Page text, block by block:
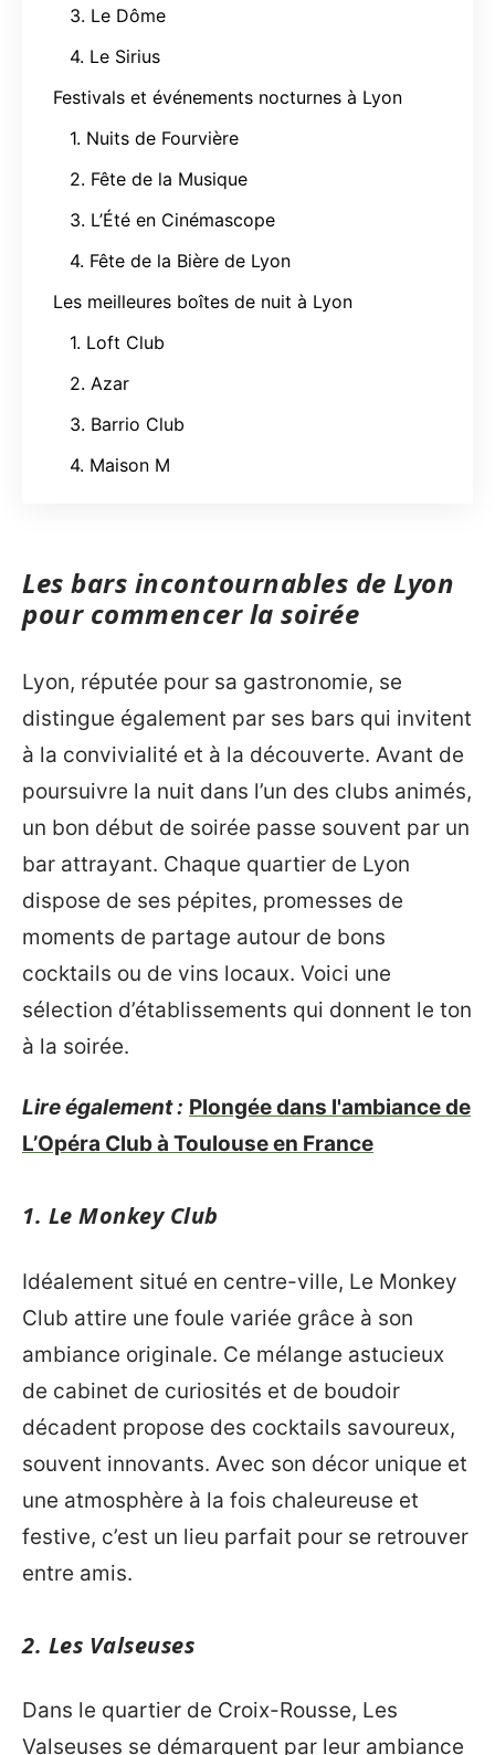
3. Le Dôme
4. Le Sirius
Festivals et événements nocturnes à Lyon
1. Nuits de Fourvière
2. Fête de la Musique
3. L’Été en Cinémascope
4. Fête de la Bière de Lyon
Les meilleures boîtes de nuit à Lyon
1. Loft Club
2. Azar
3. Barrio Club
4. Maison M
Les bars incontournables de Lyon
pour commencer la soirée
Lyon, réputée pour sa gastronomie, se
distingue également par ses bars qui invitent
à la convivialité et à la découverte. Avant de
poursuivre la nuit dans l’un des clubs animés,
un bon début de soirée passe souvent par un
bar attrayant. Chaque quartier de Lyon
dispose de ses pépites, promesses de
moments de partage autour de bons
cocktails ou de vins locaux. Voici une
sélection d’établissements qui donnent le ton
à la soirée.
Lire également : Plongée dans l'ambiance de
L’Opéra Club à Toulouse en France
1. Le Monkey Club
Idéalement situé en centre-ville, Le Monkey
Club attire une foule variée grâce à son
ambiance originale. Ce mélange astucieux
de cabinet de curiosités et de boudoir
décadent propose des cocktails savoureux,
souvent innovants. Avec son décor unique et
une atmosphère à la fois chaleureuse et
festive, c’est un lieu parfait pour se retrouver
entre amis.
2. Les Valseuses
Dans le quartier de Croix-Rousse, Les
Valseuses se démarquent par leur ambiance